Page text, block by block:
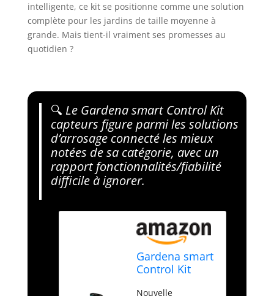
intelligente, ce kit se positionne comme une solution
complète pour les jardins de taille moyenne à
grande. Mais tient-il vraiment ses promesses au
quotidien ?
🔍 Le Gardena smart Control Kit
capteurs figure parmi les solutions
d’arrosage connecté les mieux
notées de sa catégorie, avec un
rapport fonctionnalités/fiabilité
difficile à ignorer.
Gardena smart
Control Kit
Nouvelle